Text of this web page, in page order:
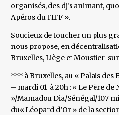
organisés, des dj’s animant,
Apéros du FIFF ».
Soucieux de toucher un plus
nous propose, en
Bruxelles, Liège et Moustier-
*** à Bruxelles, au « Palais des
– mardi 01, à 20h : « Le Père de
»/Mamadou Dia/Sénégal/107
du« Léopard d’Or » de la